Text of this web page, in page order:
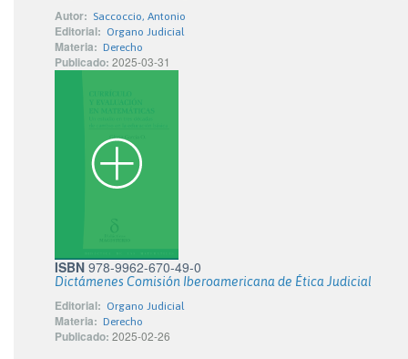
Autor: Saccoccio, Antonio
Editorial: Organo Judicial
Materia: Derecho
Publicado: 2025-03-31
ISBN 978-9962-670-49-0
Dictámenes Comisión Iberoamericana de Ética Judicial
Editorial: Organo Judicial
Materia: Derecho
Publicado: 2025-02-26